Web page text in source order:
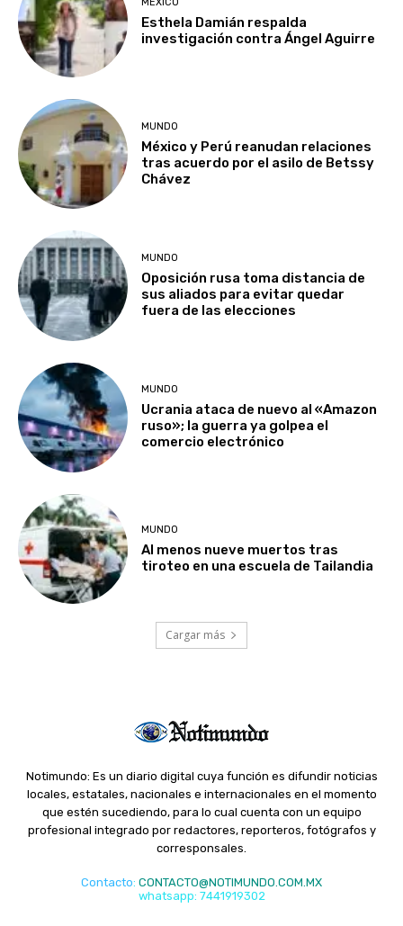
MÉXICO
Esthela Damián respalda
investigación contra Ángel Aguirre
MUNDO
México y Perú reanudan relaciones
tras acuerdo por el asilo de Betssy
Chávez
MUNDO
Oposición rusa toma distancia de
sus aliados para evitar quedar
fuera de las elecciones
MUNDO
Ucrania ataca de nuevo al «Amazon
ruso»; la guerra ya golpea el
comercio electrónico
MUNDO
Al menos nueve muertos tras
tiroteo en una escuela de Tailandia
Cargar más
Notimundo: Es un diario digital cuya función es difundir noticias
locales, estatales, nacionales e internacionales en el momento
que estén sucediendo, para lo cual cuenta con un equipo
profesional integrado por redactores, reporteros, fotógrafos y
corresponsales.
Contacto: CONTACTO@NOTIMUNDO.COM.MX
whatsapp: 7441919302